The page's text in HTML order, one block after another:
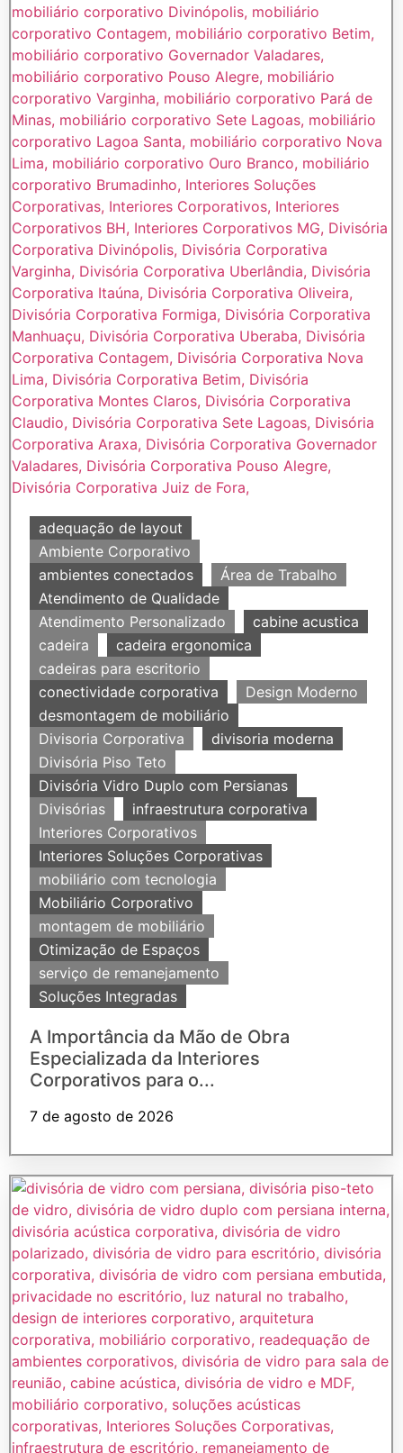
adequação de layout
Ambiente Corporativo
ambientes conectados
Área de Trabalho
Atendimento de Qualidade
Atendimento Personalizado
cabine acustica
cadeira
cadeira ergonomica
cadeiras para escritorio
conectividade corporativa
Design Moderno
desmontagem de mobiliário
Divisoria Corporativa
divisoria moderna
Divisória Piso Teto
Divisória Vidro Duplo com Persianas
Divisórias
infraestrutura corporativa
Interiores Corporativos
Interiores Soluções Corporativas
mobiliário com tecnologia
Mobiliário Corporativo
montagem de mobiliário
Otimização de Espaços
serviço de remanejamento
Soluções Integradas
A Importância da Mão de Obra
Especializada da Interiores
Corporativos para o...
7 de agosto de 2026